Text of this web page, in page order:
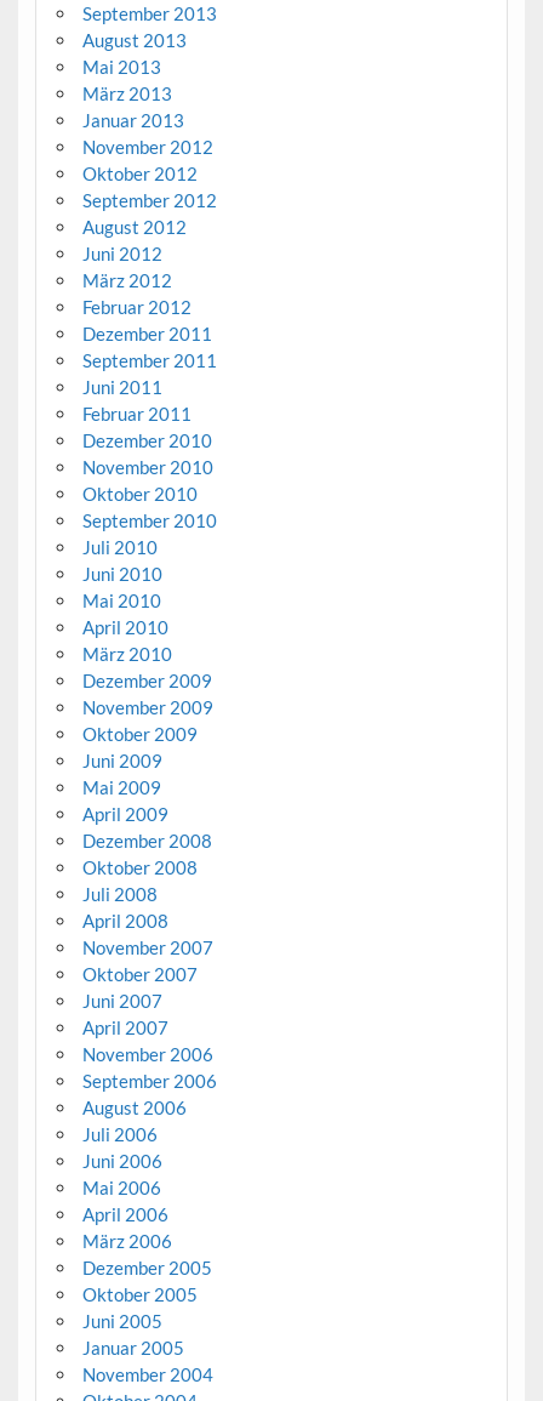
September 2013
August 2013
Mai 2013
März 2013
Januar 2013
November 2012
Oktober 2012
September 2012
August 2012
Juni 2012
März 2012
Februar 2012
Dezember 2011
September 2011
Juni 2011
Februar 2011
Dezember 2010
November 2010
Oktober 2010
September 2010
Juli 2010
Juni 2010
Mai 2010
April 2010
März 2010
Dezember 2009
November 2009
Oktober 2009
Juni 2009
Mai 2009
April 2009
Dezember 2008
Oktober 2008
Juli 2008
April 2008
November 2007
Oktober 2007
Juni 2007
April 2007
November 2006
September 2006
August 2006
Juli 2006
Juni 2006
Mai 2006
April 2006
März 2006
Dezember 2005
Oktober 2005
Juni 2005
Januar 2005
November 2004